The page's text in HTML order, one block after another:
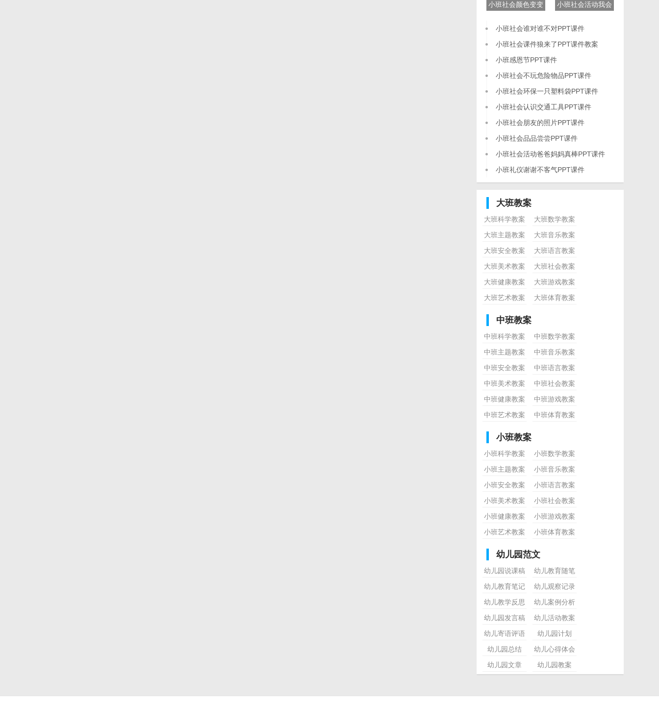
小班社会颜色变变
小班社会活动我会
件/span>
小班社会谁对谁不对PPT课件
小班社会课件狼来了PPT课件教案
小班感恩节PPT课件
小班社会不玩危险物品PPT课件
小班社会环保一只塑料袋PPT课件
小班社会认识交通工具PPT课件
小班社会朋友的照片PPT课件
小班社会品品尝尝PPT课件
小班社会活动爸爸妈妈真棒PPT课件
小班礼仪谢谢不客气PPT课件
大班教案
大班科学教案
大班数学教案
大班主题教案
大班音乐教案
大班安全教案
大班语言教案
大班美术教案
大班社会教案
大班健康教案
大班游戏教案
大班艺术教案
大班体育教案
中班教案
中班科学教案
中班数学教案
中班主题教案
中班音乐教案
中班安全教案
中班语言教案
中班美术教案
中班社会教案
中班健康教案
中班游戏教案
中班艺术教案
中班体育教案
小班教案
小班科学教案
小班数学教案
小班主题教案
小班音乐教案
小班安全教案
小班语言教案
小班美术教案
小班社会教案
小班健康教案
小班游戏教案
小班艺术教案
小班体育教案
幼儿园范文
幼儿园说课稿
幼儿教育随笔
幼儿教育笔记
幼儿观察记录
幼儿教学反思
幼儿案例分析
幼儿园发言稿
幼儿活动教案
幼儿寄语评语
幼儿园计划
幼儿园总结
幼儿心得体会
幼儿园文章
幼儿园教案